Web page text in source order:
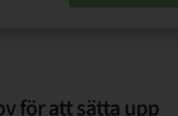
för att sätta upp